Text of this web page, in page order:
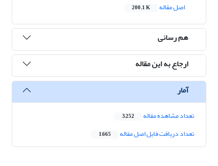
اصل مقاله
200.1 K
هم رسانی
ارجاع به این مقاله
آمار
تعداد مشاهده مقاله 3,252
تعداد دریافت فایل اصل مقاله 1,665